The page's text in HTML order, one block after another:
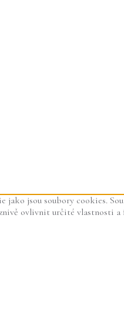
jsou soubory cookies.
ovlivnit určité vlastnosti a